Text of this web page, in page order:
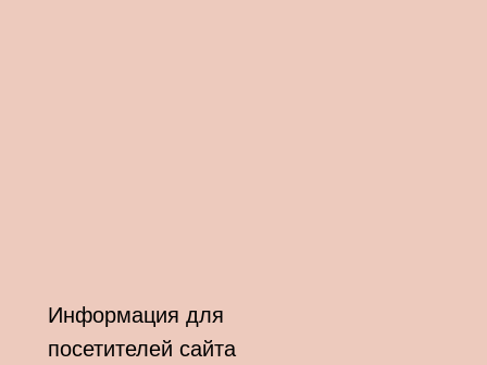
Информация для
посетителей сайта